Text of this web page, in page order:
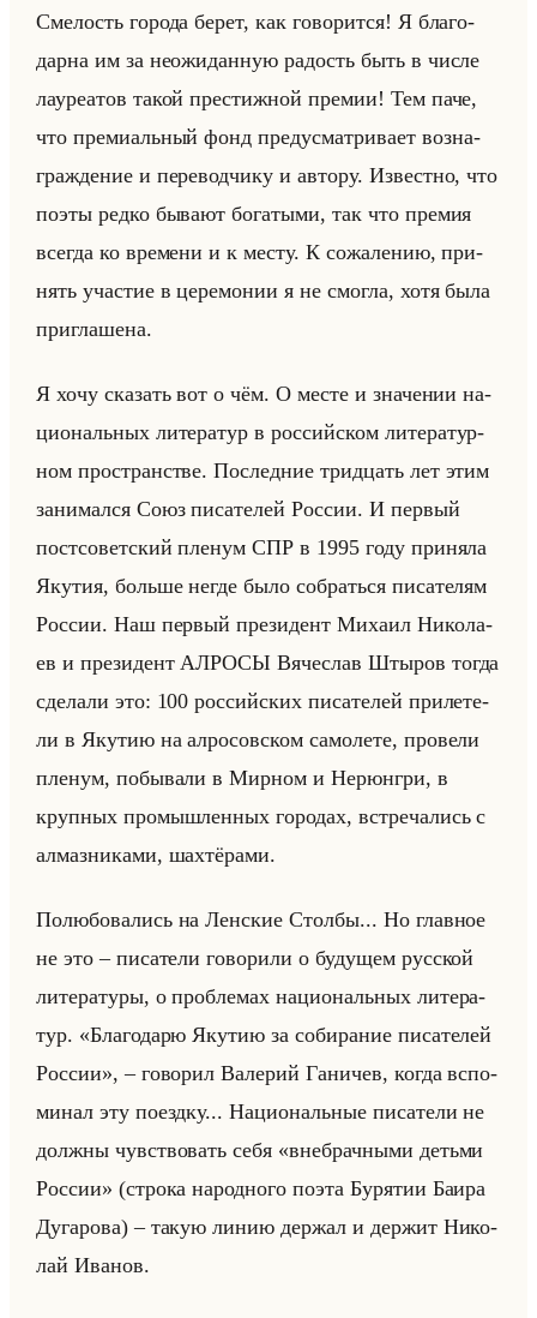
Сме­лость го­ро­да берет, как го­во­рит­ся! Я бла­го­
дар­на им за неожи­дан­ную ра­дость быть в числе
ла­уре­атов такой пре­стиж­ной пре­мии! Тем паче,
что пре­ми­альный фонд преду­смат­ри­ва­ет воз­на­
граж­де­ние и пе­ре­вод­чи­ку и ав­то­ру. Из­вест­но, что
поэты редко бы­ва­ют бо­га­ты­ми, так что пре­мия
все­гда ко вре­ме­ни и к месту. К со­жа­ле­нию, при­
нять уча­стие в це­ре­мо­нии я не смог­ла, хотя была
при­гла­ше­на.
Я хочу ска­зать вот о чём. О месте и зна­че­нии на­
ци­ональных ли­те­ра­тур в рос­сийском ли­те­ра­тур­
ном про­стран­стве. По­след­ние трид­цать лет этим
за­ни­мал­ся Союз пи­са­те­лей Рос­сии. И пер­вый
пост­со­вет­ский пле­нум СПР в 1995 году при­ня­ла
Яку­тия, больше негде было со­браться пи­са­те­лям
Рос­сии. Наш пер­вый пре­зи­дент Ми­ха­ил Ни­ко­ла­
ев и пре­зи­дент АЛРО­СЫ Вя­че­слав Шты­ров тогда
сде­ла­ли это: 100 рос­сийских пи­са­те­лей при­ле­те­
ли в Яку­тию на алро­сов­ском са­мо­ле­те, про­ве­ли
пле­нум, по­бы­ва­ли в Мир­ном и Нерюн­гри, в
круп­ных про­мыш­лен­ных го­ро­дах, встре­ча­лись с
ал­маз­ни­ка­ми, шах­тё­ра­ми.
По­лю­бо­ва­лись на Лен­ские Стол­бы... Но глав­ное
не это – пи­са­те­ли го­во­ри­ли о бу­ду­щем рус­ской
ли­те­ра­ту­ры, о про­бле­мах на­ци­ональных ли­те­ра­
тур. «Благодарю Якутию за собирание писателей
России», – го­во­рил Ва­ле­рий Га­ни­чев, когда вспо­
ми­нал эту по­езд­ку... На­ци­ональные пи­са­те­ли не
долж­ны чув­ство­вать себя «внебрачными детьми
России» (стро­ка на­род­но­го поэта Бу­ря­тии Баира
Ду­га­ро­ва) – такую линию дер­жал и дер­жит Ни­ко­
лай Ива­нов.